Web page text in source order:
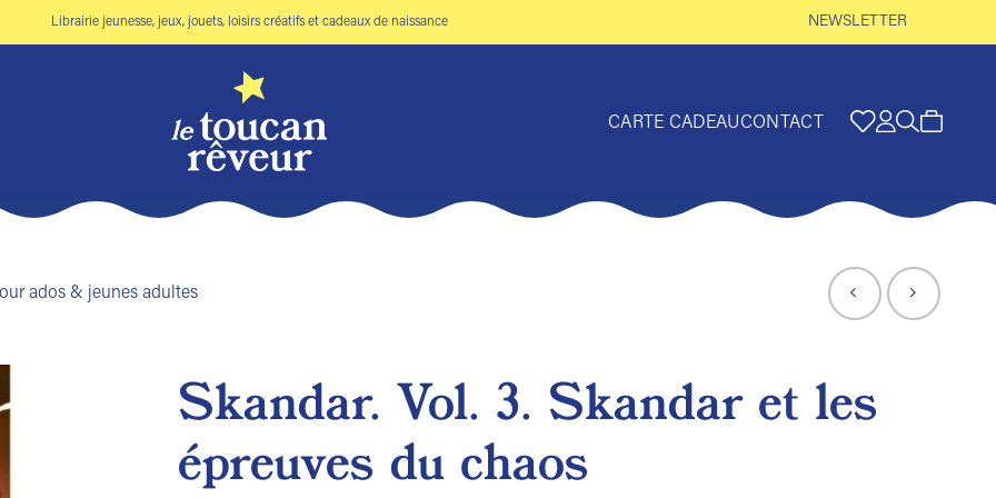
Librairie jeunesse, jeux, jouets, loisirs créatifs et cadeaux de naissance NEWSLETTER
CARTE CADEAUCONTACT
ados & jeunes adultes
Skandar. Vol. 3. Skandar et les
épreuves du chaos